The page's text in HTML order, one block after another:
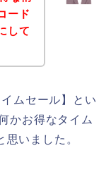
ード
して
ムセール】とい
かお得なタイム
いました。